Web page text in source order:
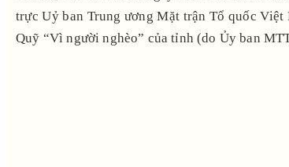
trực Uỷ ban Trung ương Mặt trận Tổ quốc
Quỹ “Vì người nghèo” của tỉnh (do Ủy ban